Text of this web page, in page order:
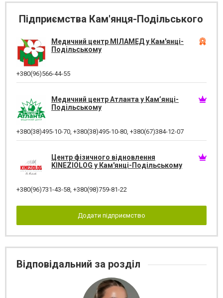
Підприємства Кам'янця-Подільського
Медичний центр МІЛАМЕД у Кам'янці-
Подільському
+380(96)566-44-55
Медичний центр Атланта у Кам’янці-
Подільському
+380(38)495-10-70, +380(38)495-10-80, +380(67)384-12-07
Центр фізичного відновлення
KINEZIOLOG у Кам'янці-Подільському
+380(96)731-43-58, +380(98)759-81-22
Додати підприємство
Відповідальний за розділ